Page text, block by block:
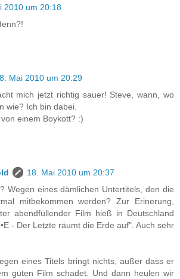
2010 um 20:18
Mai 2010 um 20:29
mich jetzt richtig sauer! Steve, wann, wo
wie? Ich bin dabei.
einem Boykott? :)
18. Mai 2010 um 20:37
Wegen eines dämlichen Untertitels, den die
mitbekommen werden? Zur Erinerung,
abendfüllender Film hieß in Deutschland
- Der Letzte räumt die Erde auf". Auch sehr
eines Titels bringt nichts, außer dass er
guten Film schadet. Und dann heulen wir